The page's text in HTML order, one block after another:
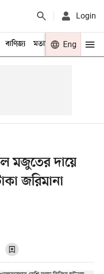
Login
বাণিজ্য মতামত খেলা
Eng
মজুতের দায়ে
জরিমানা